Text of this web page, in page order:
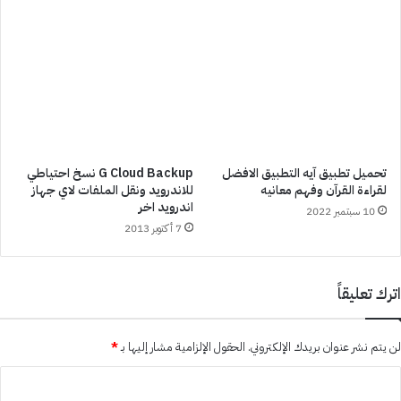
تحميل تطبيق آيه التطبيق الافضل
لقراءة القرآن وفهم معانيه
10 سبتمبر 2022
G Cloud Backup نسخ احتياطي
للاندرويد ونقل الملفات لاي جهاز
اندرويد اخر
7 أكتوبر 2013
اترك تعليقاً
لن يتم نشر عنوان بريدك الإلكتروني. الحقول الإلزامية مشار إليها بـ*